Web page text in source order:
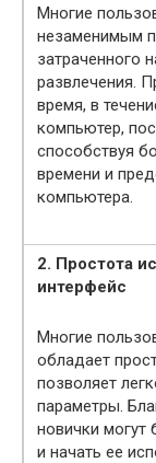
Многие
незаменимым
затраченного
развлечения.
время, в
компьютер,
способствуя
времени и
компьютера.
2. Простота
интерфейс
Многие
обладает
позволяет
параметры.
новички могут
и начать ее